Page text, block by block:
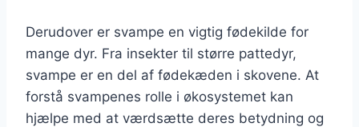
Derudover er svampe en vigtig fødekilde for
mange dyr. Fra insekter til større pattedyr,
svampe er en del af fødekæden i skovene. At
forstå svampenes rolle i økosystemet kan
hjælpe med at værdsætte deres betydning og